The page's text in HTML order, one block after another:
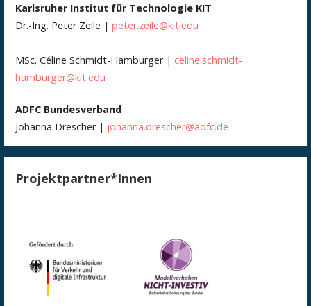
Karlsruher Institut für Technologie KIT
Dr.-Ing. Peter Zeile |peter.zeile@kit.edu
MSc. Céline Schmidt-Hamburger | celine.schmidt-
hamburger@kit.edu
ADFC Bundesverband
Johanna Drescher | johanna.drescher@adfc.de
Projektpartner*Innen